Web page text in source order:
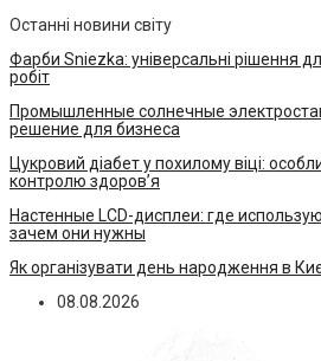
Останні новини світу
Фарби Sniezka: універсальні рішення
робіт
Промышленные солнечные
решение для бизнеса
Цукровий діабет у похилому віці:
контролю здоров’я
Настенные LCD-дисплеи: где
зачем они нужны
Як організувати день народження в
08.08.2026